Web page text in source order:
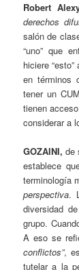
Robert
derechos
salón de
“uno” que
hiciere
en términos
tener un
tienen
considerar a
GOZAINI,de
establece
terminología
perspectiva.
diversidad
grupo.
A eso se
conflictos”,
tutelar a la